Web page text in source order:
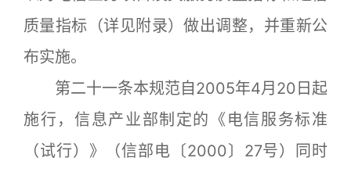
质量指标（详见附录）做出调整，并重新公
布实施。
第二十一条本规范自2005年4月20日起
施行，信息产业部制定的《电信服务标准
（试行）》（信部电〔2000〕27号）同时